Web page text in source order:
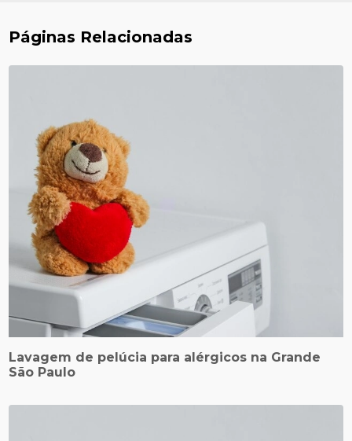
Páginas Relacionadas
Lavagem de pelúcia para alérgicos na Grande
São Paulo